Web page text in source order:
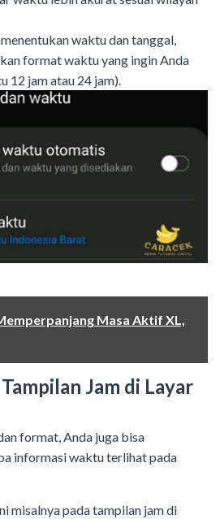
waktu dan tanggal,
format waktu yang ingin Anda
12 jam atau 24 jam).
Masa Aktif XL,
Jam di Layar
format, Anda juga bisa
informasi waktu terlihat pada
misalnya pada tampilan jam di